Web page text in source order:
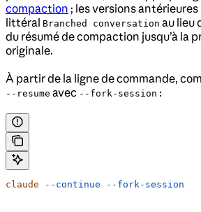
compaction ; les versions
littéral Branched conversation au lieu
du résumé de compaction jusqu’à la
originale.
À partir de la ligne de commande,
--resume avec --fork-session :
claude --continue --fork-session